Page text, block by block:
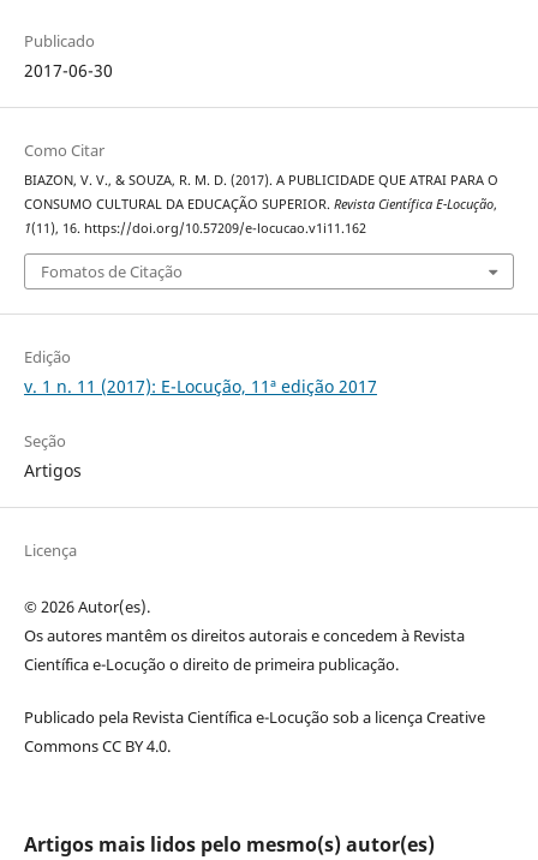
Publicado
2017-06-30
Como Citar
BIAZON, V. V., & SOUZA, R. M. D. (2017). A PUBLICIDADE QUE ATRAI PARA O
CONSUMO CULTURAL DA EDUCAÇÃO SUPERIOR. Revista Científica E-Locução,
1(11), 16. https://doi.org/10.57209/e-locucao.v1i11.162
Fomatos de Citação
Edição
v. 1 n. 11 (2017): E-Locução, 11ª edição 2017
Seção
Artigos
Licença
© 2026 Autor(es).
Os autores mantêm os direitos autorais e concedem à Revista
Científica e-Locução o direito de primeira publicação.
Publicado pela Revista Científica e-Locução sob a licença Creative
Commons CC BY 4.0.
Artigos mais lidos pelo mesmo(s) autor(es)